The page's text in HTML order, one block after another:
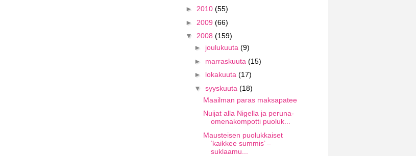
► 2010 (55)
► 2009 (66)
▼ 2008 (159)
► joulukuuta (9)
► marraskuuta (15)
► lokakuuta (17)
▼ syyskuuta (18)
Maailman paras maksapatee
Nuijat alla Nigella ja peruna-
omenakompotti puoluk...
Mausteisen puolukkaiset
’kaikkee summis’ –
suklaamu...